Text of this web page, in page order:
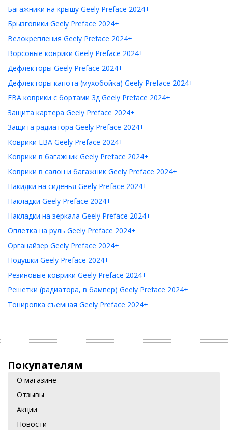
Багажники на крышу Geely Preface 2024+
Брызговики Geely Preface 2024+
Велокрепления Geely Preface 2024+
Ворсовые коврики Geely Preface 2024+
Дефлекторы Geely Preface 2024+
Дефлекторы капота (мухобойка) Geely Preface 2024+
ЕВА коврики с бортами 3д Geely Preface 2024+
Защита картера Geely Preface 2024+
Защита радиатора Geely Preface 2024+
Коврики ЕВА Geely Preface 2024+
Коврики в багажник Geely Preface 2024+
Коврики в салон и багажник Geely Preface 2024+
Накидки на сиденья Geely Preface 2024+
Накладки Geely Preface 2024+
Накладки на зеркала Geely Preface 2024+
Оплетка на руль Geely Preface 2024+
Органайзер Geely Preface 2024+
Подушки Geely Preface 2024+
Резиновые коврики Geely Preface 2024+
Решетки (радиатора, в бампер) Geely Preface 2024+
Тонировка съемная Geely Preface 2024+
Покупателям
О магазине
Отзывы
Акции
Новости